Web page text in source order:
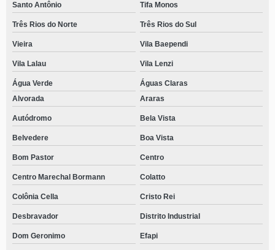
Santo Antônio Tifa Monos
Três Rios do Norte Três Rios do Sul
Vieira Vila Baependi
Vila Lalau Vila Lenzi
Água Verde
Águas Claras
Alvorada
Araras
Autódromo Bela Vista
Belvedere Boa Vista
Bom Pastor Centro
Centro Marechal Bormann Colatto
Colônia Cella Cristo Rei
Desbravador Distrito Industrial
Dom Geronimo Efapi